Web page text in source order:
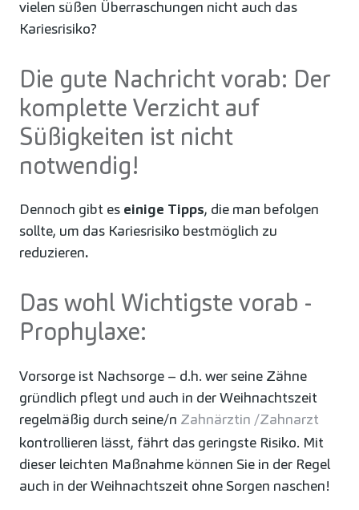
vielen süßen Überraschungen nicht auch das
Kariesrisiko?
Die gute Nachricht vorab: Der
komplette Verzicht auf
Süßigkeiten ist nicht
notwendig!
Dennoch gibt es einige Tipps, die man befolgen
sollte, um das Kariesrisiko bestmöglich zu
reduzieren.
Das wohl Wichtigste vorab -
Prophylaxe:
Vorsorge ist Nachsorge – d.h. wer seine Zähne
gründlich pflegt und auch in der Weihnachtszeit
regelmäßig durch seine/n Zahnärztin /Zahnarzt
kontrollieren lässt, fährt das geringste Risiko. Mit
dieser leichten Maßnahme können Sie in der Regel
auch in der Weihnachtszeit ohne Sorgen naschen!